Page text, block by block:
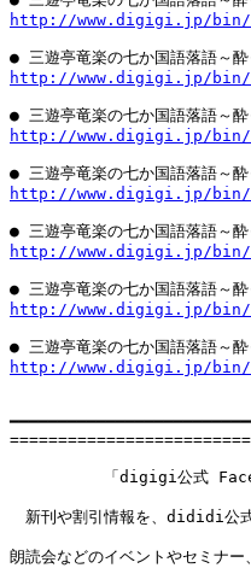
http://www.digigi.jp/bin/
http://www.digigi.jp/bin/
http://www.digigi.jp/bin/
http://www.digigi.jp/bin/
http://www.digigi.jp/bin/
http://www.digigi.jp/bin/
http://www.digigi.jp/bin/
「digigi公式
新刊や割引情報を、dididi公式
朗読会などのイベントやセミナー